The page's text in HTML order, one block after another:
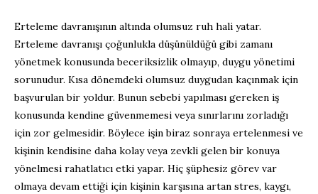
Erteleme davranışının altında olumsuz ruh hali yatar.
Erteleme davranışı çoğunlukla düşünüldüğü gibi zamanı
yönetmek konusunda beceriksizlik olmayıp, duygu yönetimi
sorunudur. Kısa dönemdeki olumsuz duygudan kaçınmak için
başvurulan bir yoldur. Bunun sebebi yapılması gereken iş
konusunda kendine güvenmemesi veya sınırlarını zorladığı
için zor gelmesidir. Böylece işin biraz sonraya ertelenmesi ve
kişinin kendisine daha kolay veya zevkli gelen bir konuya
yönelmesi rahatlatıcı etki yapar. Hiç şüphesiz görev var
olmaya devam ettiği için kişinin karşısına artan stres, kaygı,